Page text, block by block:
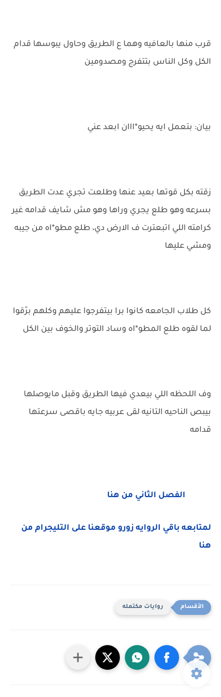
قرب منها بالعافيه وهما ع الطريق وحاول يبوسها قدام
الكل وكل الناس بتتفرج ومصدومين
بيان: بتعمل ايه يحيو*ااان ابعد عني
زقته بكل قوتها بعيد عنها وطلعت تجري عدت الطريق
بسرعه وهو طلع يجري وراها وهو مش شايف قدامه غير
كرامته اللي اتبعترت ف الارض دي، طلع مطو*اه من جيبه
ومشي عليها
كل طلاب الجامعه كانوا برا بيتفرجوا عليهم وكلهم برّقوا
لما لقوه طلع المطو*اه وساد التوتر والخوف بين الكل
وف اللحظه اللي بيعدي فيها الطريق وقبل مايوصلها
بيبص الناحيه التانيه لقى عربيه جايه باقصى سرعتها
قدامه
الفصل الثاني من هنا
لمتابعه باقي الروايه زورو موقعنا على التليجرام من
هنا
روايات مكتمله